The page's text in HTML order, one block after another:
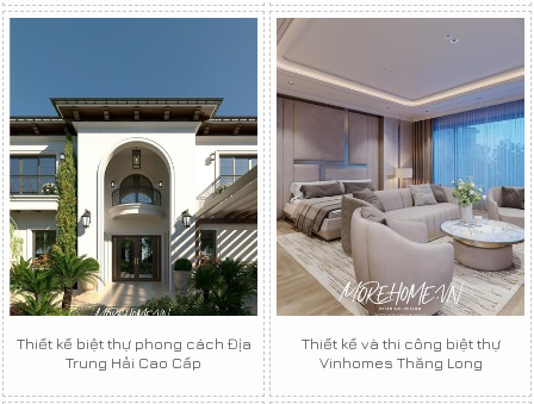
Thiết kế biệt thự phong cách Địa
Trung Hải Cao Cấp
Thiết kế và thi công biệt thự
Vinhomes Thăng Long